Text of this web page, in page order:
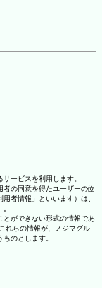
ービスを利用します。
の同意を得たユーザーの位
者情報」といいます）は、
ができない形式の情報であ
れらの情報が、ノジマグル
のとします。